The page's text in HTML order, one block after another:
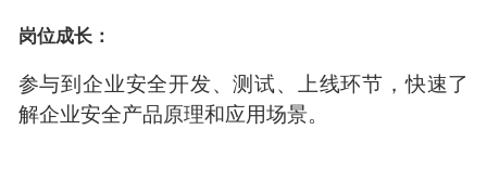
岗位成长：
参与到企业安全开发、测试、上线环节，快速了
解企业安全产品原理和应用场景。